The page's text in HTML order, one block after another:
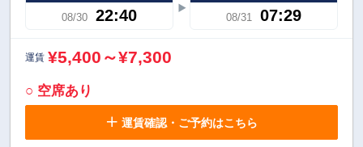
08/30 22:40 08/31 07:29
運賃 ¥5,400～¥7,300
○ 空席あり
運賃確認・ご予約はこちら